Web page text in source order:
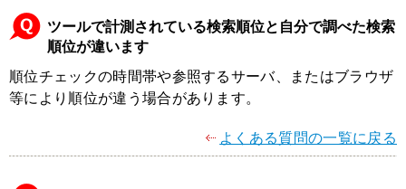
ツールで計測されている検索順位と自分で調べた検索
順位が違います
順位チェックの時間帯や参照するサーバ、またはブラウザ
等により順位が違う場合があります。
よくある質問の一覧に戻る